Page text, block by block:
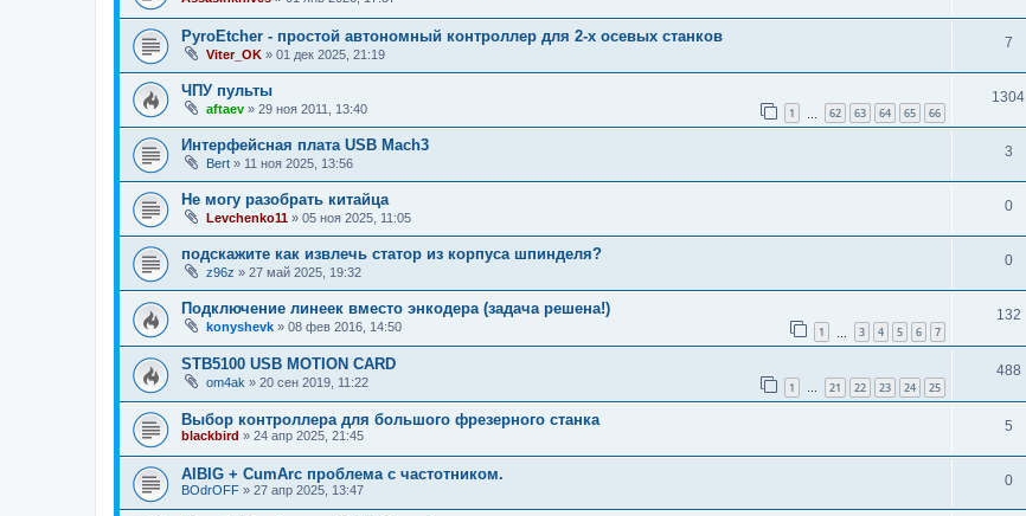
PyroEtcher - простой автономный контроллер для 2-х осевых станков
Viter_OK » 01 дек 2025, 21:19
7
ЧПУ пульты
aftaev » 29 ноя 2011, 13:40 1 62 63 64 65 66
1304
Интерфейсная плата USB Mach3
Bert » 11 ноя 2025, 13:56
3
Не могу разобрать китайца
Levchenko11 » 05 ноя 2025, 11:05
0
подскажите как извлечь статор из корпуса шпинделя?
z96z » 27 май 2025, 19:32
0
Подключение линеек вместо энкодера (задача решена!)
konyshevk » 08 фев 2016, 14:50 1 3 4 5 6 7
132
STB5100 USB MOTION CARD
om4ak » 20 сен 2019, 11:22 1 … 21 22 23 24 25
488
Выбор контроллера для большого фрезерного станка
blackbird » 24 апр 2025, 21:45
5
AIBIG + CumArc проблема с частотником.
BOdrOFF » 27 апр 2025, 13:47
0